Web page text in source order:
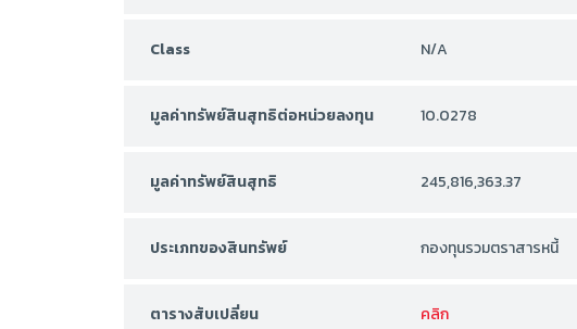
Class N/A
มูลค่าทรัพย์สินสุทธิต่อหน่วยลงทุน 10.0278
มูลค่าทรัพย์สินสุทธิ 245,816,363.37
ประเภทของสินทรัพย์ กองทุนรวมตราสารหนี้
ตารางสับเปลี่ยน คลิก